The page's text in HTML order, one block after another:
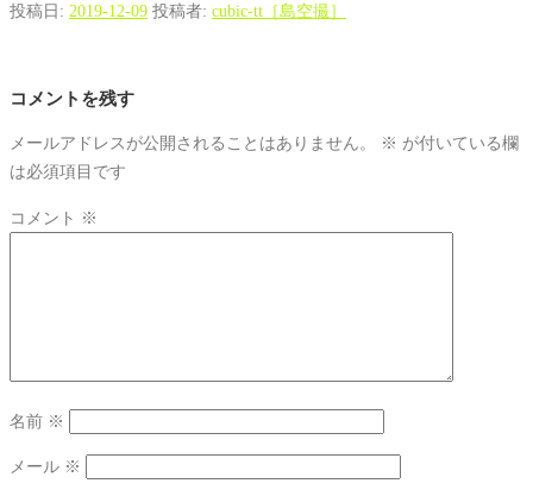
投稿日: 2019-12-09 投稿者: cubic-tt［島空撮］
コメントを残す
メールアドレスが公開されることはありません。 ※ が付いている欄
は必須項目です
コメント ※
名前 ※
メール ※